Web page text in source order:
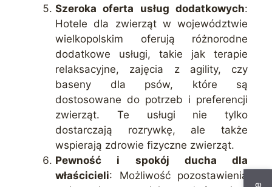
Szeroka oferta usług dodatkowych:
Hotele dla zwierząt w województwie
wielkopolskim oferują różnorodne
dodatkowe usługi, takie jak terapie
relaksacyjne, zajęcia z agility, czy
baseny dla psów, które są
dostosowane do potrzeb i preferencji
zwierząt. Te usługi nie tylko
dostarczają rozrywkę, ale także
wspierają zdrowie fizyczne zwierząt.
Pewność i spokój ducha dla
właścicieli: Możliwość pozostawienia